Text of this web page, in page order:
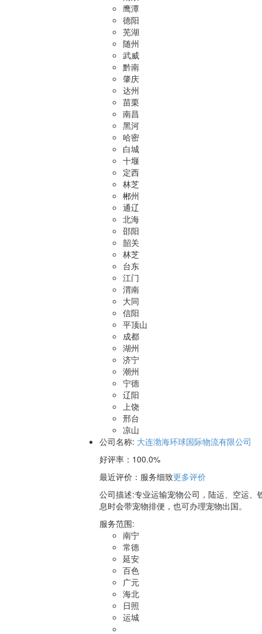
鹰潭
德阳
芜湖
随州
武威
黔南
肇庆
达州
苗栗
南昌
黑河
哈密
白城
十堰
定西
林芝
郴州
通辽
北海
邵阳
韶关
林芝
台东
江门
渭南
大同
信阳
平顶山
成都
湖州
济宁
潮州
宁德
辽阳
上饶
邢台
凉山
公司名称: 大连渤海环球国际物流有限公司
好评率： 100.0%
最近评价 ：服务细致更多评价
公司描述:专业运输宠物公司，陆运、空运
息时会带宠物排便，也可办理宠物出国。
服务范围:
南宁
常德
延安
百色
广元
海北
日照
运城